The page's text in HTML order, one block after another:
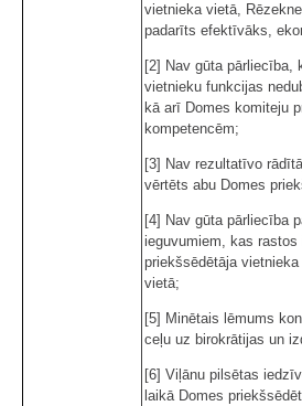
vietnieka vietā,
padarīts efektīvāks,
[2] Nav gūta pārliecība,
vietnieku funkcijas
kā arī Domes komiteju
kompetencēm;
[3] Nav rezultatīvo
vērtēts abu Domes
[4] Nav gūta pārliecība
ieguvumiem, kas
priekšsēdētāja
vietā;
[5] Minētais lēmums
ceļu uz birokrātijas un
[6] Viļānu pilsētas
laikā Domes